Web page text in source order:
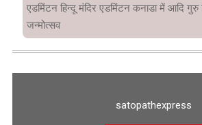
एडमिंटन हिन्दू मंदिर एडमिंटन कनाडा में आदि गुरु
जन्मोत्सव
satopathexpress